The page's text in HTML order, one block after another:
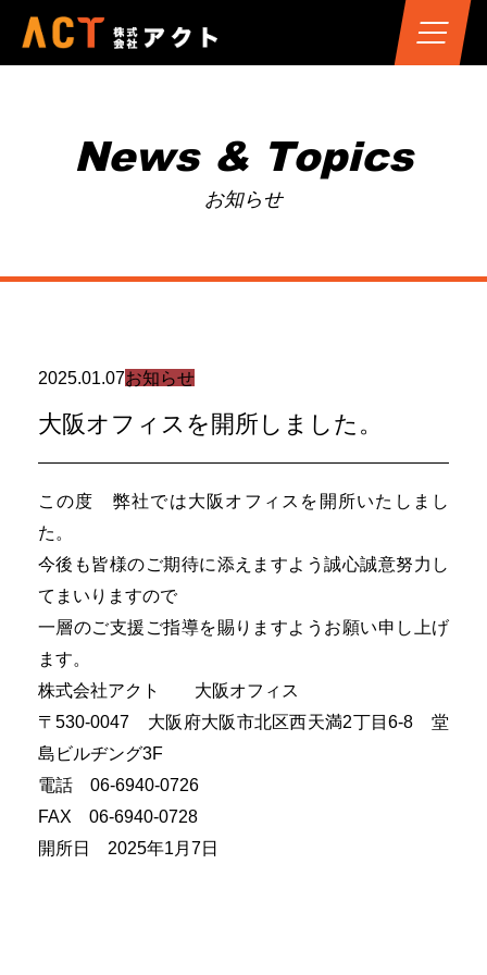
News & Topics
お知らせ
2025.01.07お知らせ
大阪オフィスを開所しました。
この度 弊社では大阪オフィスを開所いたしまし
た。
今後も皆様のご期待に添えますよう誠心誠意努力し
てまいりますので
一層のご支援ご指導を賜りますようお願い申し上げ
ます。
株式会社アクト 大阪オフィス
〒530-0047 大阪府大阪市北区西天満2丁目6-8 堂
島ビルヂング3F
電話 06-6940-0726
FAX 06-6940-0728
開所日 2025年1月7日